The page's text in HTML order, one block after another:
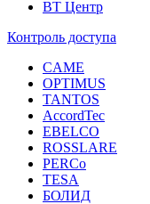
ВТ Центр
Контроль доступа
CAME
OPTIMUS
TANTOS
AccordTec
EBELCO
ROSSLARE
PERCo
TESA
БОЛИД